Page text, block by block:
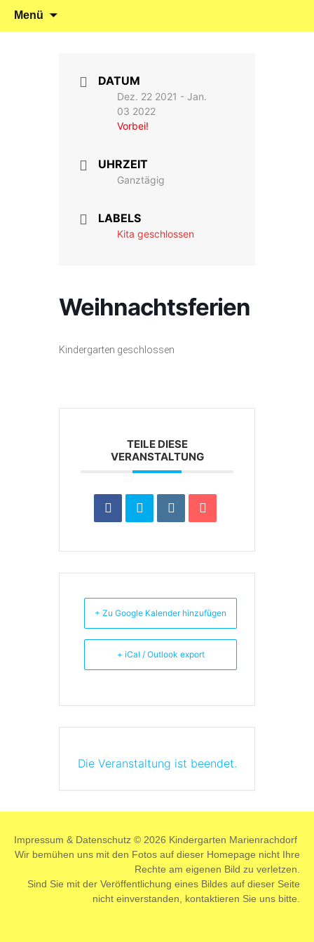
Kindergarten Marienrachdorf
Klein reingehen – Groß rauskommen
Menü
DATUM
Dez. 22 2021 - Jan.
03 2022
Vorbei!
UHRZEIT
Ganztägig
LABELS
Kita geschlossen
Weihnachtsferien
Kindergarten geschlossen
TEILE DIESE
VERANSTALTUNG
+ Zu Google Kalender hinzufügen
+ iCal / Outlook export
Die Veranstaltung ist beendet.
Impressum & Datenschutz © 2026 Kindergarten Marienrachdorf
Wir bemühen uns mit den Fotos auf dieser Homepage nicht Ihre
Rechte am eigenen Bild zu verletzen.
Sind Sie mit der Veröffentlichung eines Bildes auf dieser Seite
nicht einverstanden, kontaktieren Sie uns bitte.